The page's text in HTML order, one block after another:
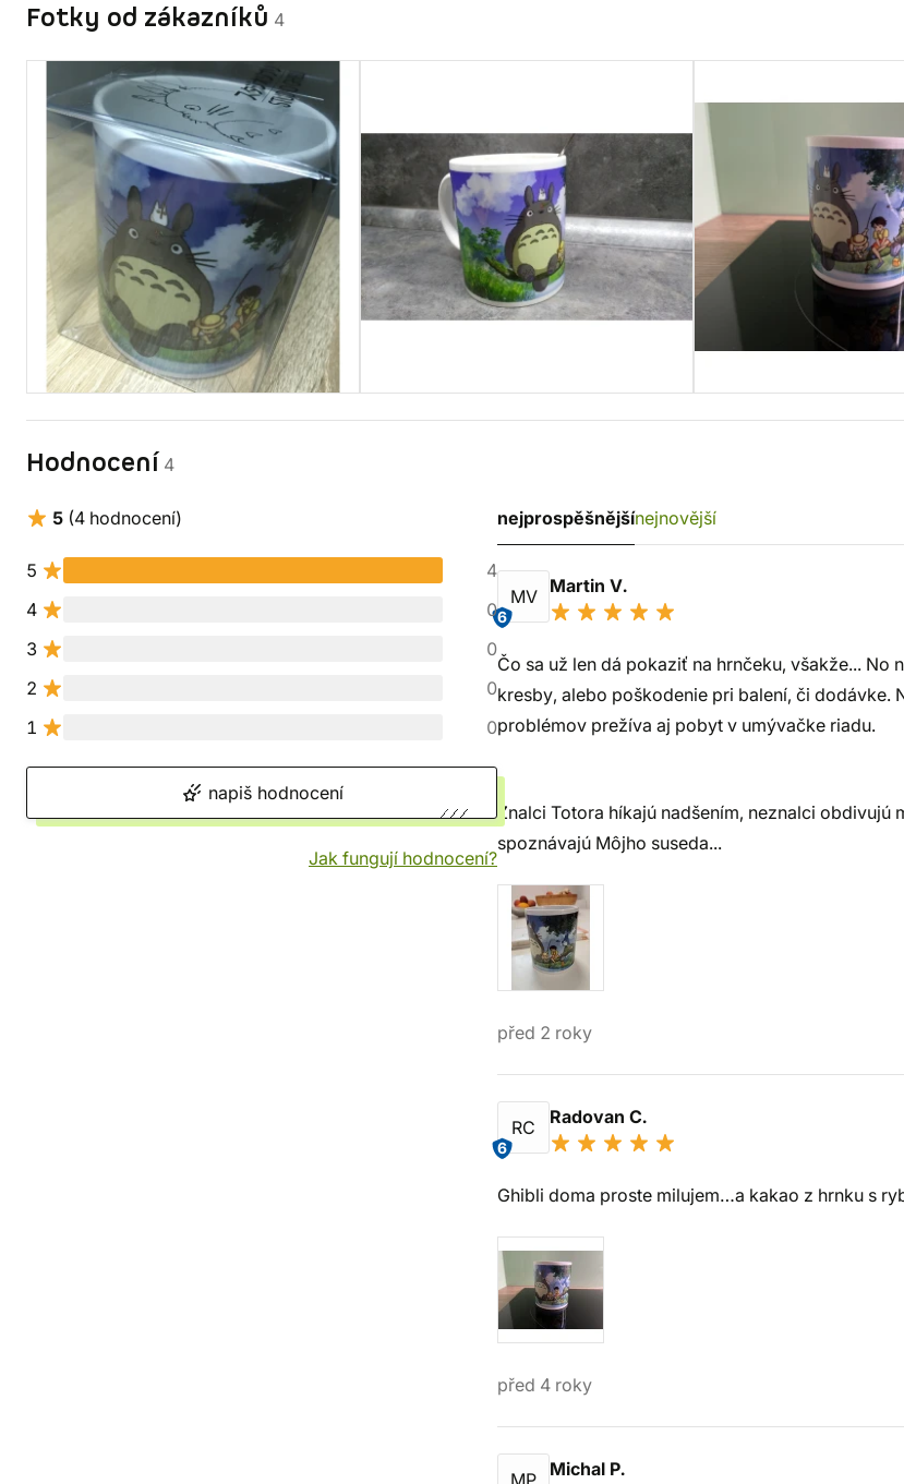
Fotky od zákazníků 4
Hodnocení 4
5 (4 hodnocení)
5
4
4
0
3
0
2
0
1
0
napiš hodnocení
Jak fungují hodnocení?
nejprospěšnějšínejnovější
MV
6
Martin V.
Čo sa už len dá pokaziť na hrnčeku, všakže...
kresby, alebo poškodenie pri balení, či dodávke.
problémov prežíva aj pobyt v umývačke riadu.
Znalci Totora híkajú nadšením, neznalci
spoznávajú Môjho suseda...
před 2 roky
RC
6
Radovan C.
Ghibli doma proste milujem…a kakao z hrnku s
před 4 roky
MP Michal P.